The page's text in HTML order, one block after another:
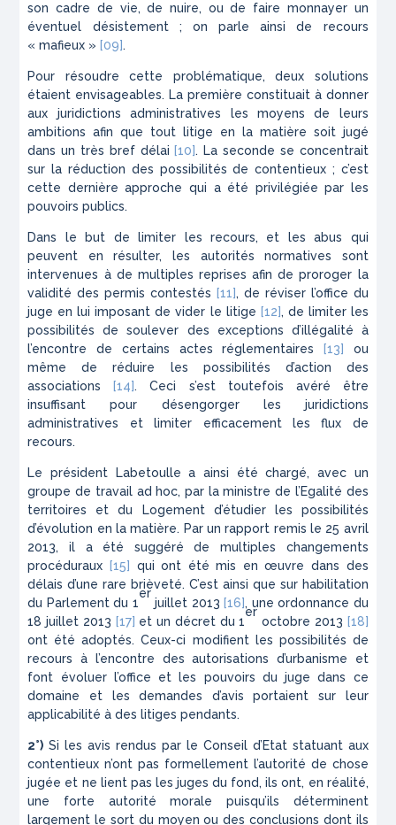
son cadre de vie, de nuire, ou de faire monnayer un
éventuel désistement ; on parle ainsi de recours
« mafieux » [09].
Pour résoudre cette problématique, deux solutions
étaient envisageables. La première constituait à donner
aux juridictions administratives les moyens de leurs
ambitions afin que tout litige en la matière soit jugé
dans un très bref délai [10]. La seconde se concentrait
sur la réduction des possibilités de contentieux ; c’est
cette dernière approche qui a été privilégiée par les
pouvoirs publics.
Dans le but de limiter les recours, et les abus qui
peuvent en résulter, les autorités normatives sont
intervenues à de multiples reprises afin de proroger la
validité des permis contestés [11], de réviser l’office du
juge en lui imposant de vider le litige [12], de limiter les
possibilités de soulever des exceptions d’illégalité à
l’encontre de certains actes réglementaires
[13]
ou
même de réduire les possibilités d’action des
associations [14]. Ceci s’est toutefois avéré être
insuffisant pour désengorger les juridictions
administratives et limiter efficacement les flux de
recours.
Le président Labetoulle a ainsi été chargé, avec un
groupe de travail ad hoc, par la ministre de l’Egalité des
territoires et du Logement d’étudier les possibilités
d’évolution en la matière. Par un rapport remis le 25 avril
2013, il a été suggéré de multiples changements
procéduraux
[15]
qui ont été mis en œuvre dans des
délais d’une rare brièveté. C’est ainsi que sur habilitation
du Parlement du 1
er
juillet 2013 [16], une ordonnance du
18 juillet 2013 [17] et un décret du 1
er
octobre 2013 [18]
ont été adoptés. Ceux-ci modifient les possibilités de
recours à l’encontre des autorisations d’urbanisme et
font évoluer l’office et les pouvoirs du juge dans ce
domaine et les demandes d’avis portaient sur leur
applicabilité à des litiges pendants.
2°) Si les avis rendus par le Conseil d’Etat statuant aux
contentieux n’ont pas formellement l’autorité de chose
jugée et ne lient pas les juges du fond, ils ont, en réalité,
une forte autorité morale puisqu’ils déterminent
largement le sort du moyen ou des conclusions dont ils